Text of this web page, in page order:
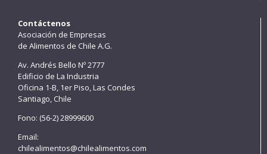
Contáctenos
Asociación de Empresas
de Alimentos de Chile A.G.
Av. Andrés Bello Nº 2777
Edificio de La Industria
Oficina 1-B, 1er Piso, Las Condes
Santiago, Chile
Fono: (56-2) 28999600
Email:
chilealimentos@chilealimentos.com